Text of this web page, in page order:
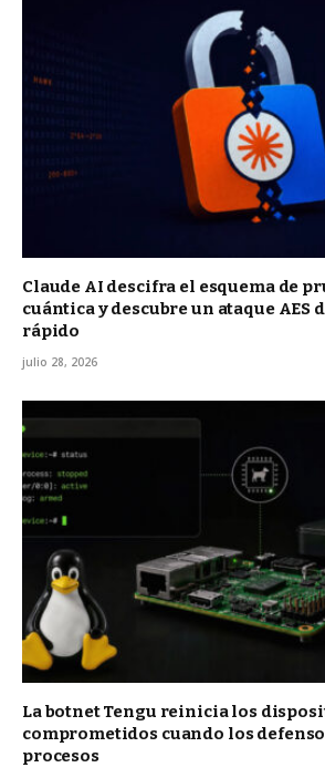
Claude AI descifra el esquema de
cuántica y descubre un ataque AES
rápido
julio 28, 2026
La botnet Tengu reinicia los
comprometidos cuando los
procesos